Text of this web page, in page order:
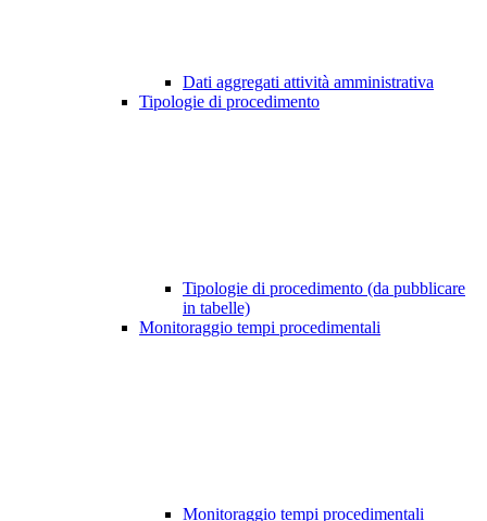
Dati aggregati attività amministrativa
Tipologie di procedimento
Tipologie di procedimento (da pubblicare
in tabelle)
Monitoraggio tempi procedimentali
Monitoraggio tempi procedimentali